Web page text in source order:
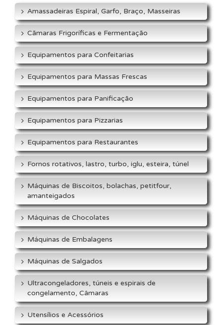
Amassadeiras Espiral, Garfo, Braço, Masseiras
Cãmaras Frigoríficas e Fermentação
Equipamentos para Confeitarias
Equipamentos para Massas Frescas
Equipamentos para Panificação
Equipamentos para Pizzarias
Equipamentos para Restaurantes
Fornos rotativos, lastro, turbo, iglu, esteira, túnel
Máquinas de Biscoitos, bolachas, petitfour,
amanteigados
Máquinas de Chocolates
Máquinas de Embalagens
Máquinas de Salgados
Ultracongeladores, túneis e espirais de
congelamento, Câmaras
Utensílios e Acessórios